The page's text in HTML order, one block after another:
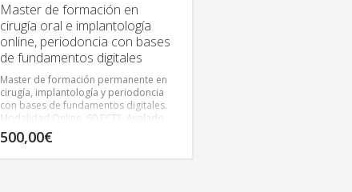
Master de formación en
cirugía oral e implantología
online, periodoncia con bases
de fundamentos digitales
Master de formación permanente en
cirugía, implantología y periodoncia
con bases de fundamentos digitales.
Modalidad Online. 60 ECTS. Avalado
por la UNEIZ.
500,00€